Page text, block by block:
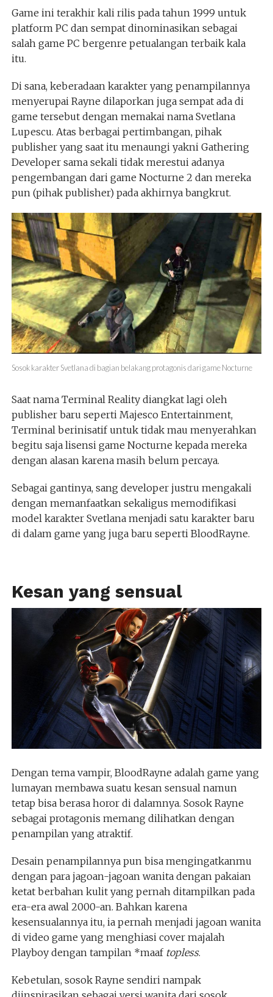
Game ini terakhir kali rilis pada tahun 1999 untuk
platform PC dan sempat dinominasikan sebagai
salah game PC bergenre petualangan terbaik kala
itu.
Di sana, keberadaan karakter yang penampilannya
menyerupai Rayne dilaporkan juga sempat ada di
game tersebut dengan memakai nama Svetlana
Lupescu. Atas berbagai pertimbangan, pihak
publisher yang saat itu menaungi yakni Gathering
Developer sama sekali tidak merestui adanya
pengembangan dari game Nocturne 2 dan mereka
pun (pihak publisher) pada akhirnya bangkrut.
Sosok karakter Svetlana di bagian belakang protagonis dari game Nocturne
Saat nama Terminal Reality diangkat lagi oleh
publisher baru seperti Majesco Entertainment,
Terminal berinisatif untuk tidak mau menyerahkan
begitu saja lisensi game Nocturne kepada mereka
dengan alasan karena masih belum percaya.
Sebagai gantinya, sang developer justru mengakali
dengan memanfaatkan sekaligus memodifikasi
model karakter Svetlana menjadi satu karakter baru
di dalam game yang juga baru seperti BloodRayne.
Kesan yang sensual
Dengan tema vampir, BloodRayne adalah game yang
lumayan membawa suatu kesan sensual namun
tetap bisa berasa horor di dalamnya. Sosok Rayne
sebagai protagonis memang dilihatkan dengan
penampilan yang atraktif.
Desain penampilannya pun bisa mengingatkanmu
dengan para jagoan-jagoan wanita dengan pakaian
ketat berbahan kulit yang pernah ditampilkan pada
era-era awal 2000-an. Bahkan karena
kesensualannya itu, ia pernah menjadi jagoan wanita
di video game yang menghiasi cover majalah
Playboy dengan tampilan *maaf topless.
Kebetulan, sosok Rayne sendiri nampak